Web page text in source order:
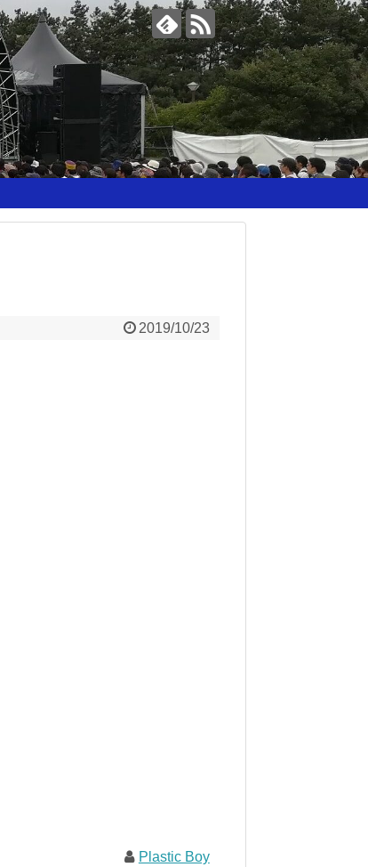
2019/10/23
Plastic Boy